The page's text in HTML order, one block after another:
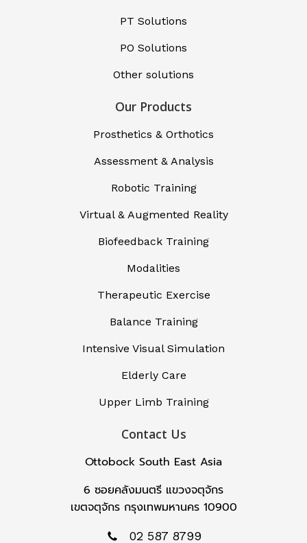
PT Solutions
PO Solutions
Other solutions
Our Products
Prosthetics & Orthotics
Assessment & Analysis
Robotic Training
Virtual & Augmented Reality
Biofeedback Training
Modalities
Therapeutic Exercise
Balance Training
Intensive Visual Simulation
Elderly Care
Upper Limb Training
Contact Us
Ottobock South East Asia
6 ซอยคลังมนตรี แขวงจตุจักร
เขตจตุจักร กรุงเทพมหานคร 10900
02 587 8799